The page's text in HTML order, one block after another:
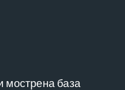
мострена база